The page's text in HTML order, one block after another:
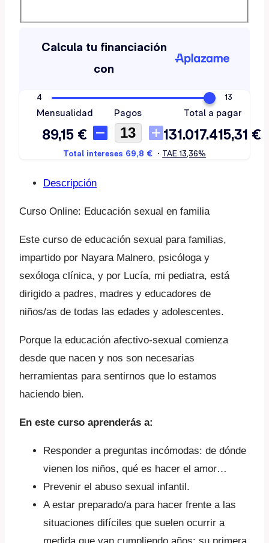
Descripción
Curso Online: Educación sexual en familia
Este curso de educación sexual para familias,
impartido por Nayara Malnero, psicóloga y
sexóloga clínica, y por Lucía, mi pediatra, está
dirigido a padres, madres y educadores de
niños/as de todas las edades y adolescentes.
Porque la educación afectivo-sexual comienza
desde que nacen y nos son necesarias
herramientas para sentirnos que lo estamos
haciendo bien.
En este curso aprenderás a:
Responder a preguntas incómodas: de dónde
vienen los niños, qué es hacer el amor…
Prevenir el abuso sexual infantil.
A estar preparado/a para hacer frente a las
situaciones difíciles que suelen ocurrir a